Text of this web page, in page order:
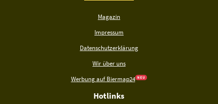
Magazin
Impressum
Datenschutzerklärung
Wir über uns
Werbung auf Biermap24 N E U
Hotlinks